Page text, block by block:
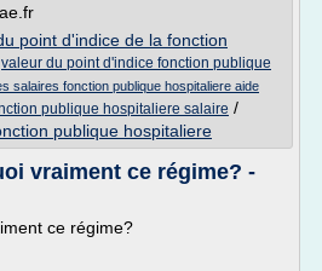
point d'indice de la fonction
valeur du point d'indice fonction publique
salaires fonction publique hospitaliere aide
publique hospitaliere salaire /
publique hospitaliere
vraiment ce régime? -
ce régime?